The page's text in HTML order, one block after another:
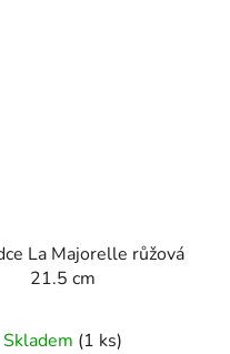
La Majorelle růžová
21.5 cm
Skladem (1 ks)